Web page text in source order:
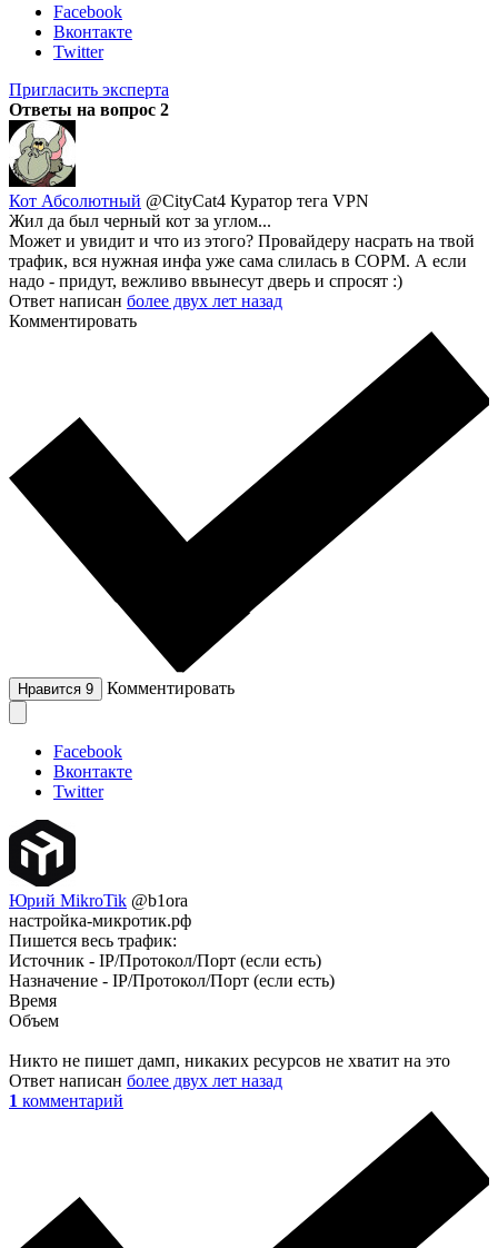
Facebook
Вконтакте
Twitter
Пригласить эксперта
Ответы на вопрос 2
Кот Абсолютный @CityCat4 Куратор тега VPN
Жил да был черный кот за углом...
Может и увидит и что из этого? Провайдеру насрать на твой
трафик, вся нужная инфа уже сама слилась в СОРМ. А если
надо - придут, вежливо ввынесут дверь и спросят :)
Ответ написан более двух лет назад
Комментировать
Нравится 9 Комментировать
Facebook
Вконтакте
Twitter
Юрий MikroTik @b1ora
настройка-микротик.рф
Пишется весь трафик:
Источник - IP/Протокол/Порт (если есть)
Назначение - IP/Протокол/Порт (если есть)
Время
Объем
Никто не пишет дамп, никаких ресурсов не хватит на это
Ответ написан более двух лет назад
1 комментарий